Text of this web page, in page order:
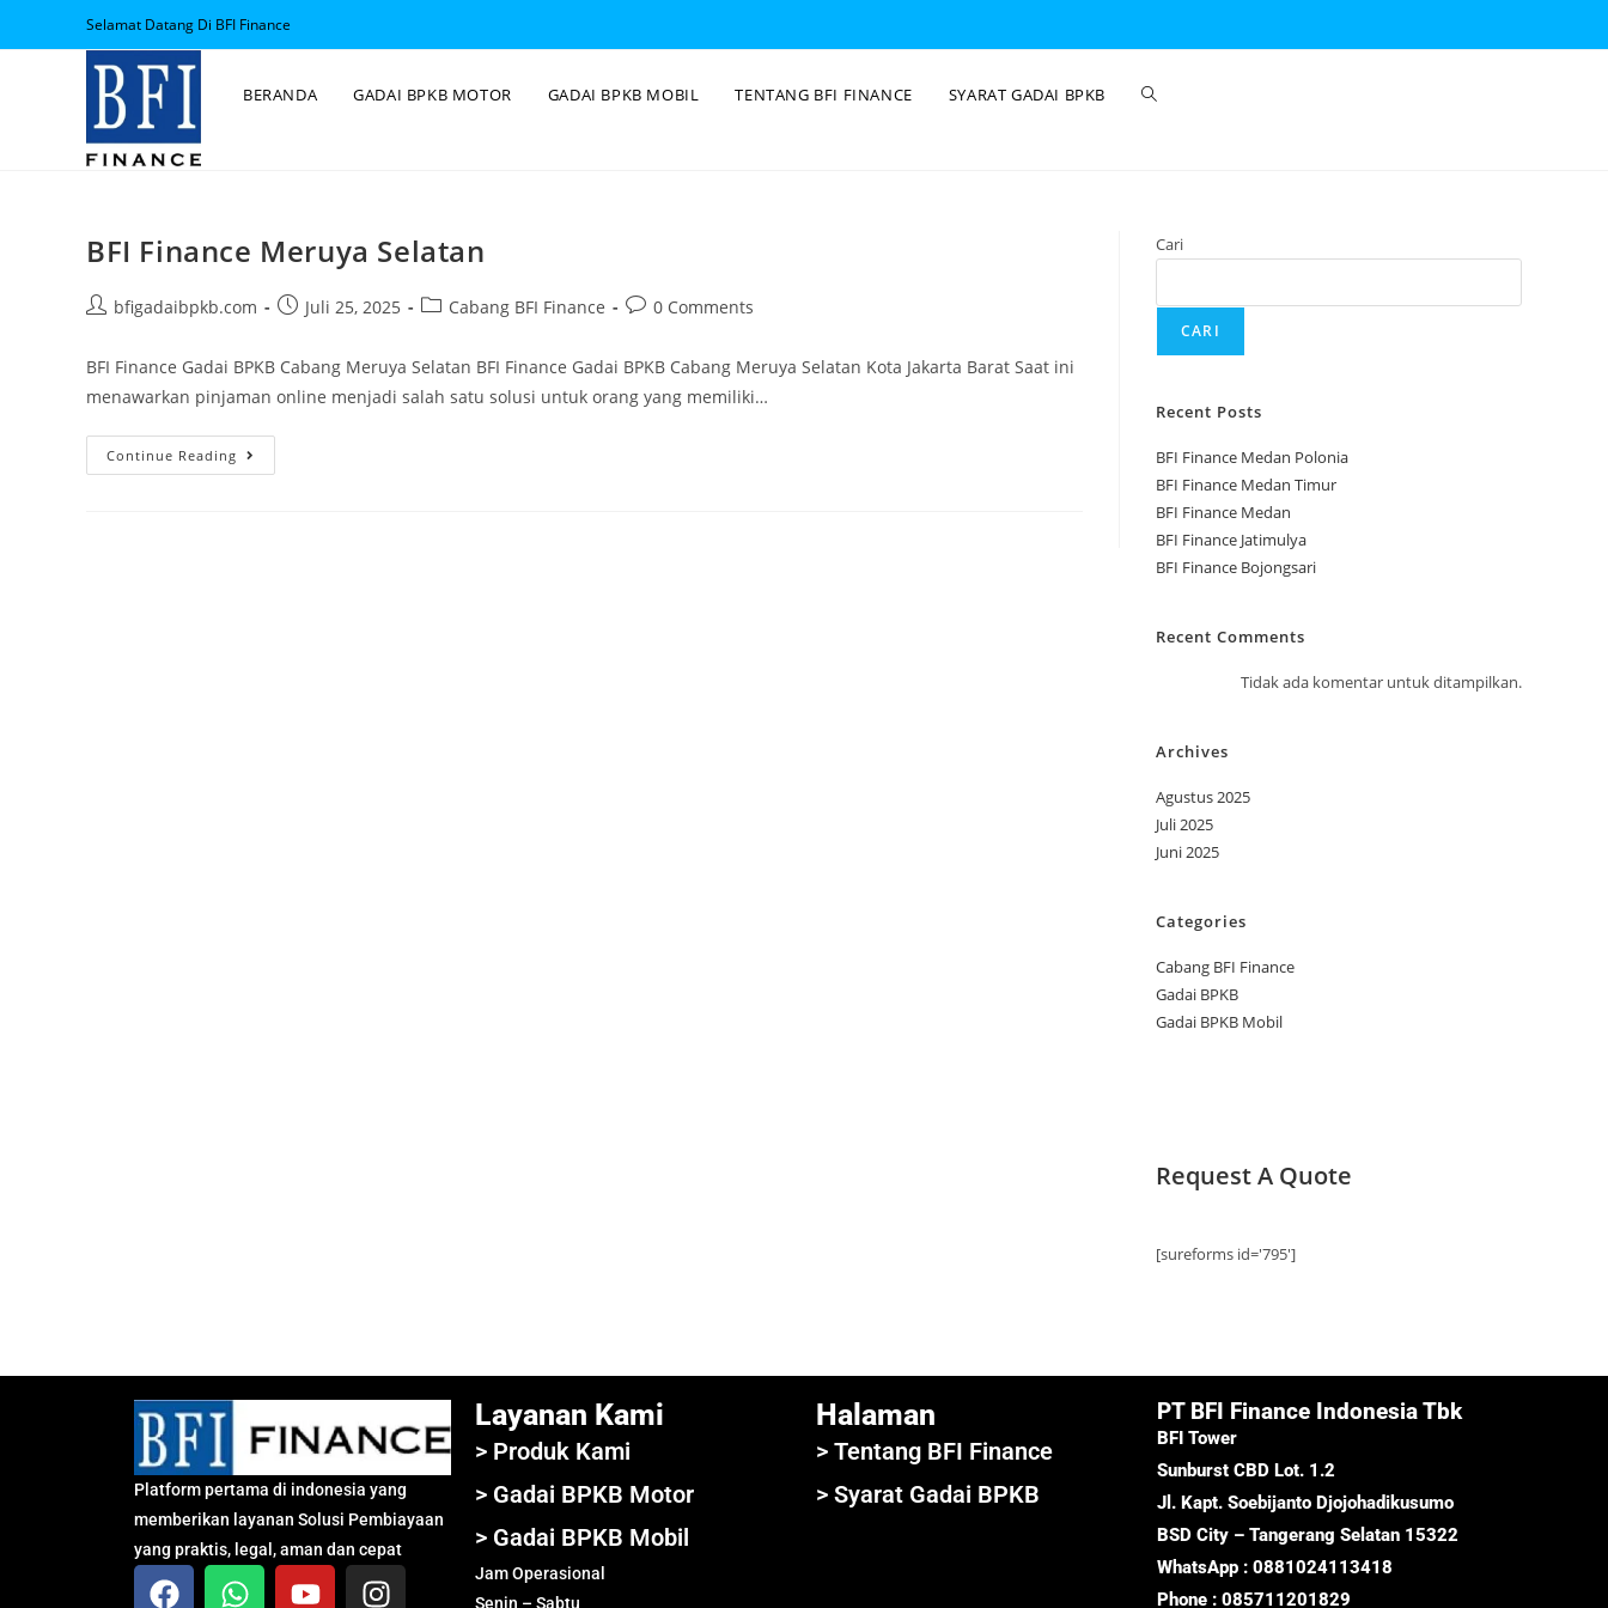
Selamat Datang Di BFI Finance
BERANDA GADAI BPKB MOTOR GADAI BPKB MOBIL TENTANG BFI FINANCE SYARAT GADAI BPKB
BFI Finance Meruya Selatan
bfigadaibpkb.com Juli 25, 2025 Cabang BFI Finance 0 Comments
BFI Finance Gadai BPKB Cabang Meruya Selatan BFI Finance Gadai BPKB Cabang Meruya Selatan Kota Jakarta Barat Saat ini
menawarkan pinjaman online menjadi salah satu solusi untuk orang yang memiliki…
Continue Reading
Cari
CARI
Recent Posts
BFI Finance Medan Polonia
BFI Finance Medan Timur
BFI Finance Medan
BFI Finance Jatimulya
BFI Finance Bojongsari
Recent Comments
Tidak ada komentar untuk ditampilkan.
Archives
Agustus 2025
Juli 2025
Juni 2025
Categories
Cabang BFI Finance
Gadai BPKB
Gadai BPKB Mobil
Request A Quote
[sureforms id='795']
Platform pertama di indonesia yang
memberikan layanan Solusi Pembiayaan
yang praktis, legal, aman dan cepat
Layanan Kami
> Produk Kami
> Gadai BPKB Motor
> Gadai BPKB Mobil
Jam Operasional
Senin – Sabtu
Halaman
> Tentang BFI Finance
> Syarat Gadai BPKB
PT BFI Finance Indonesia Tbk
BFI Tower
Sunburst CBD Lot. 1.2
Jl. Kapt. Soebijanto Djojohadikusumo
BSD City – Tangerang Selatan 15322
WhatsApp : 0881024113418
Phone : 085711201829